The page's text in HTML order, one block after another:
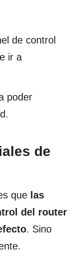
de control
ir a
poder
de
que las
del router
. Sino